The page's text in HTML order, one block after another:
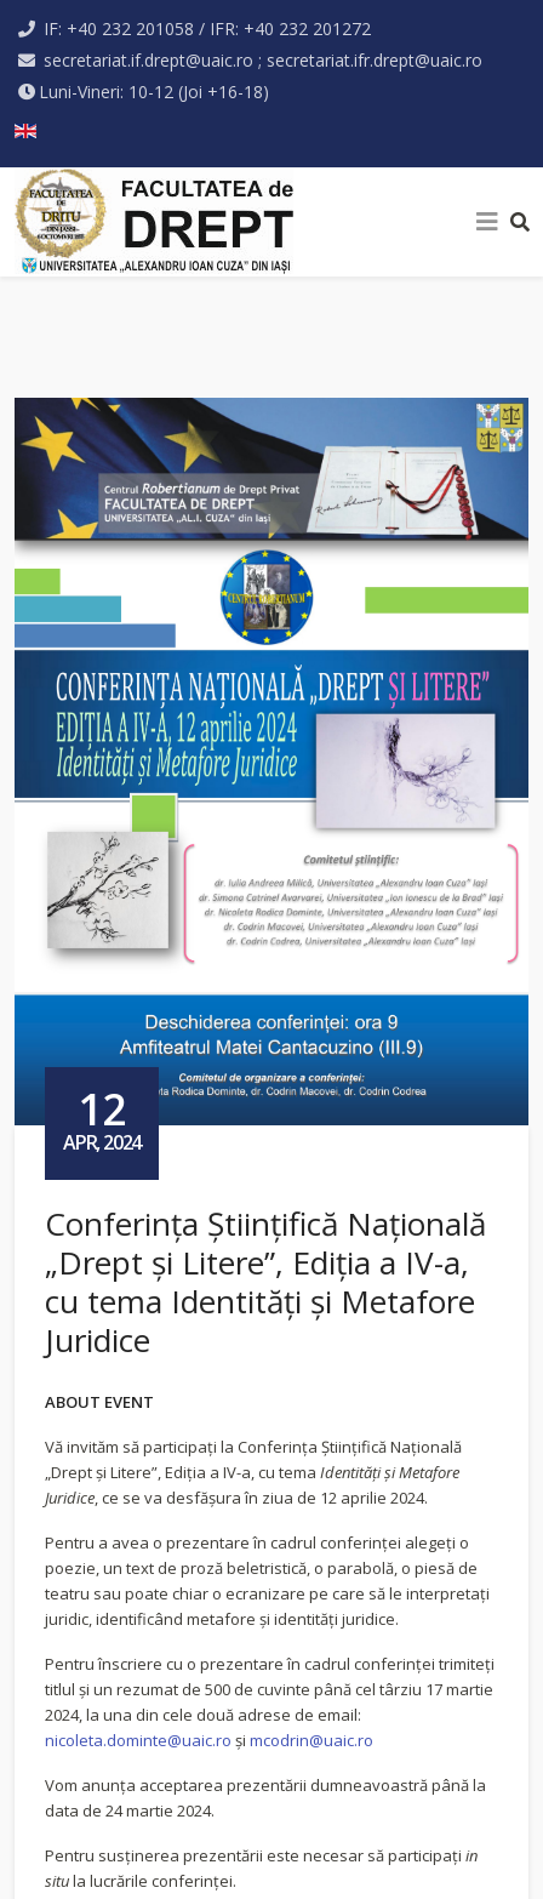
IF: +40 232 201058 / IFR: +40 232 201272
secretariat.if.drept@uaic.ro ; secretariat.ifr.drept@uaic.ro
Luni-Vineri: 10-12 (Joi +16-18)
12
APR, 2024
Conferința Științifică Națională
„Drept și Litere”, Ediția a IV-a,
cu tema Identități și Metafore
Juridice
ABOUT EVENT
Vă invităm să participați la Conferința Științifică Națională
„Drept și Litere”, Ediția a IV-a, cu tema Identități și Metafore
Juridice, ce se va desfășura în ziua de 12 aprilie 2024.
Pentru a avea o prezentare în cadrul conferinței alegeți o
poezie, un text de proză beletristică, o parabolă, o piesă de
teatru sau poate chiar o ecranizare pe care să le interpretați
juridic, identificând metafore și identități juridice.
Pentru înscriere cu o prezentare în cadrul conferinței trimiteți
titlul și un rezumat de 500 de cuvinte până cel târziu 17 martie
2024, la una din cele două adrese de email:
nicoleta.dominte@uaic.ro și mcodrin@uaic.ro
Vom anunța acceptarea prezentării dumneavoastră până la
data de 24 martie 2024.
Pentru susținerea prezentării este necesar să participați in
situla lucrările conferinței.